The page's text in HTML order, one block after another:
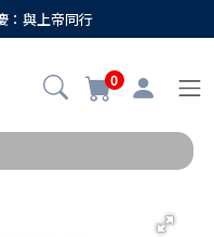
：與上帝同行
0